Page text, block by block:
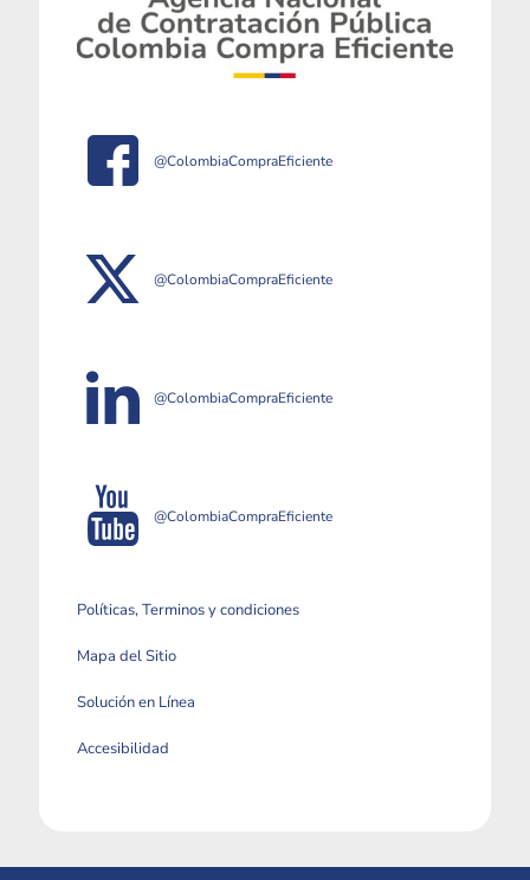
@ColombiaCompraEficiente
@ColombiaCompraEficiente
@ColombiaCompraEficiente
@ColombiaCompraEficiente
Políticas, Terminos y condiciones
Mapa del Sitio
Solución en Línea
Accesibilidad